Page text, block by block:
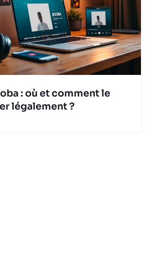
: où et comment le
légalement ?